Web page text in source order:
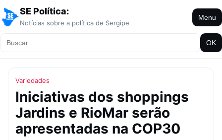
SE Política:
Notícias sobre a política de Sergipe
Menu
OK
Variedades
Iniciativas dos shoppings
Jardins e RioMar serão
apresentadas na COP30